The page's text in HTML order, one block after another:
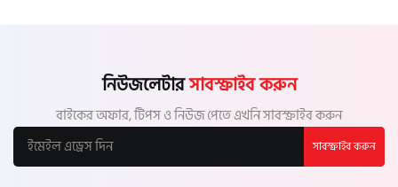
নিউজলেটারসাবস্ক্রাইব করুন
বাইকের অফার, টিপস ও নিউজ পেতে এখনি সাবস্ক্রাইব করুন
সাবস্ক্রাইব করুন